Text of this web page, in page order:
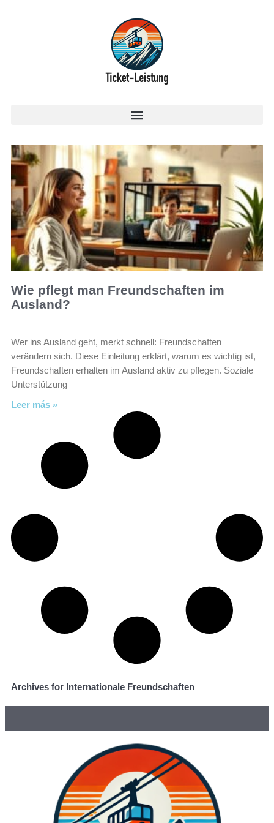
Wie pflegt man Freundschaften im
Ausland?
Wer ins Ausland geht, merkt schnell: Freundschaften
verändern sich. Diese Einleitung erklärt, warum es wichtig ist,
Freundschaften erhalten im Ausland aktiv zu pflegen. Soziale
Unterstützung
Leer más »
Archives for Internationale Freundschaften